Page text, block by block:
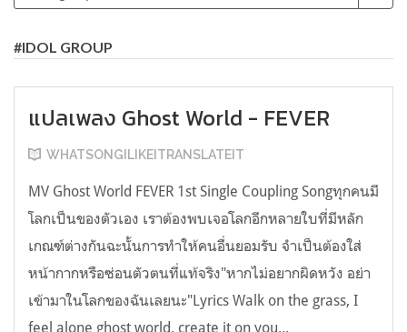
#IDOL GROUP
แปลเพลง Ghost World - FEVER
WHATSONGILIKEITRANSLATEIT
MV Ghost World FEVER 1st Single Coupling Songทุกคนมี
โลกเป็นของตัวเอง เราต้องพบเจอโลกอีกหลายใบที่มีหลัก
เกณฑ์ต่างกันฉะนั้นการทำให้คนอื่นยอมรับ จำเป็นต้องใส่
หน้ากากหรือซ่อนตัวตนที่แท้จริง"หากไม่อยากผิดหวัง อย่า
เข้ามาในโลกของฉันเลยนะ"Lyrics Walk on the grass, I
feel alone ghost world, create it on you...